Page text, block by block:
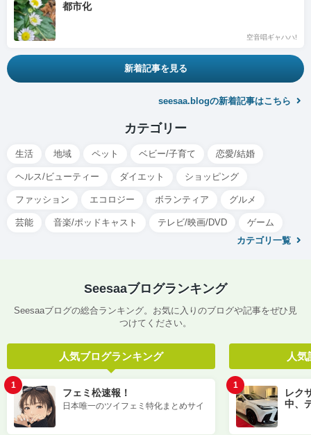
都市化
空音唱ギャハハ!
新着記事を見る
seesaa.blogの新着記事はこちら
カテゴリー
生活 地域 ペット ベビー/子育て 恋愛/結婚
ヘルス/ビューティー ダイエット ショッピング
ファッション エコロジー ボランティア グルメ
芸能 音楽/ポッドキャスト テレビ/映画/DVD
ゲーム
カテゴリ一覧
Seesaaブログランキング
Seesaaブログの総合ランキング。お気に入りのブログや記事をぜひ見
つけてください。
人気ブログランキング
1
フェミ松速報！
日本唯一のツイフェミ特化まとめサイ
人
1
レク
中、